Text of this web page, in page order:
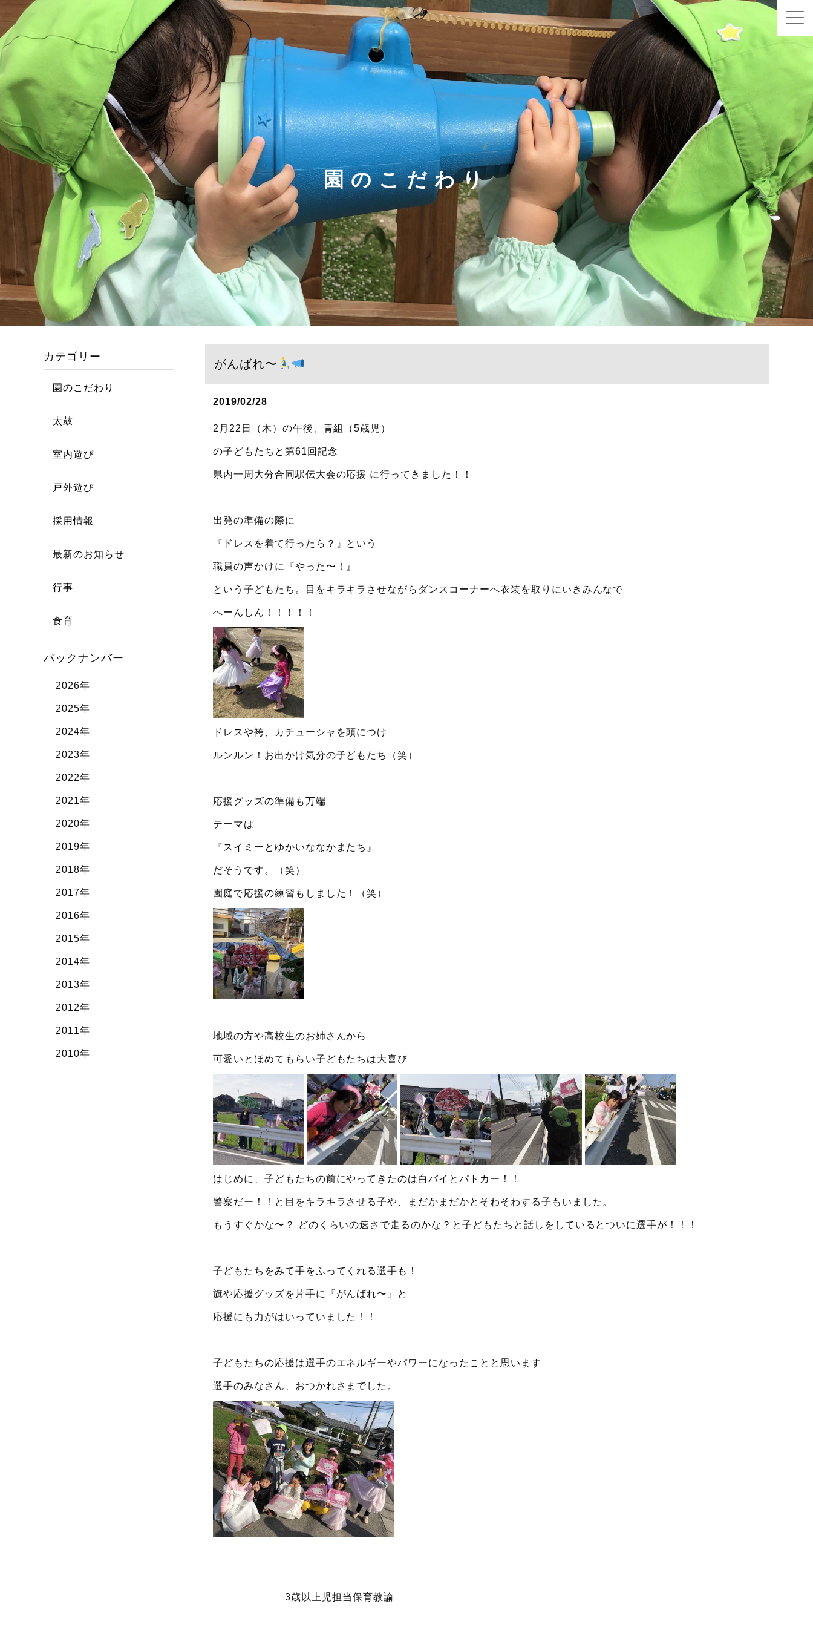
園のこだわり
がんばれ〜
2019/02/28
2月22日（木）の午後、青組（5歳児）
の子どもたちと第61回記念
県内一周大分合同駅伝大会の応援 に行ってきました！！
出発の準備の際に
『ドレスを着て行ったら？』という
職員の声かけに『やった〜！』
という子どもたち。目をキラキラさせながらダンスコーナーへ衣装を取りにいきみんなで
へーんしん！！！！！
ドレスや袴、カチューシャを頭につけ
ルンルン！お出かけ気分の子どもたち（笑）
応援グッズの準備も万端
テーマは
『スイミーとゆかいななかまたち』
だそうです。（笑）
園庭で応援の練習もしました！（笑）
地域の方や高校生のお姉さんから
可愛いとほめてもらい子どもたちは大喜び
はじめに、子どもたちの前にやってきたのは白バイとパトカー！！
警察だー！！と目をキラキラさせる子や、まだかまだかとそわそわする子もいました。
もうすぐかな〜？ どのくらいの速さで走るのかな？と子どもたちと話しをしているとついに選手が！！！
子どもたちをみて手をふってくれる選手も！
旗や応援グッズを片手に『がんばれ〜』と
応援にも力がはいっていました！！
子どもたちの応援は選手のエネルギーやパワーになったことと思います
選手のみなさん、おつかれさまでした。
3歳以上児担当保育教諭
カテゴリー
園のこだわり
太鼓
室内遊び
戸外遊び
採用情報
最新のお知らせ
行事
食育
バックナンバー
2026年
2025年
2024年
2023年
2022年
2021年
2020年
2019年
2018年
2017年
2016年
2015年
2014年
2013年
2012年
2011年
2010年